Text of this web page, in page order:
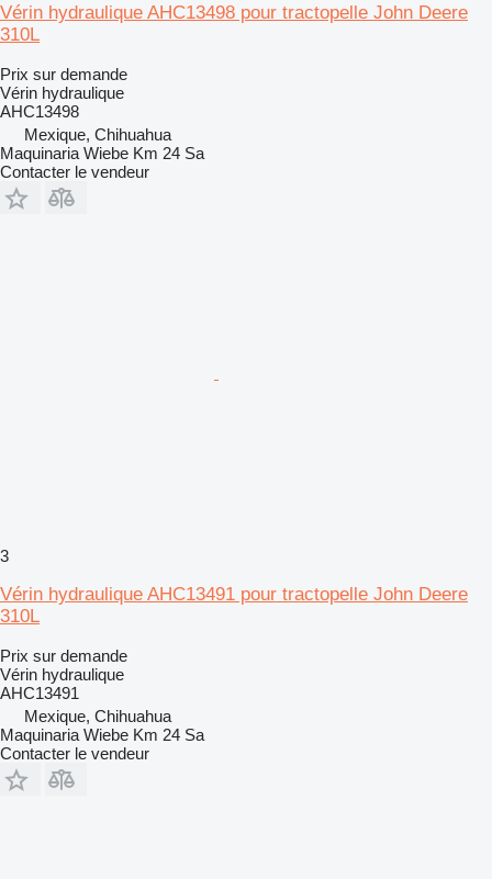
Vérin hydraulique AHC13498 pour tractopelle John Deere
310L
Prix sur demande
Vérin hydraulique
AHC13498
Mexique, Chihuahua
Maquinaria Wiebe Km 24 Sa
Contacter le vendeur
3
Vérin hydraulique AHC13491 pour tractopelle John Deere
310L
Prix sur demande
Vérin hydraulique
AHC13491
Mexique, Chihuahua
Maquinaria Wiebe Km 24 Sa
Contacter le vendeur